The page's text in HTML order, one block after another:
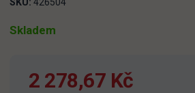
Skladem
2 278,67 Kč